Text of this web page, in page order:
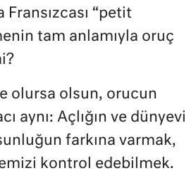
Fransızcası “petit
tam anlamıyla oruç
olursa olsun, orucun
aynı: Açlığın ve dünyevi
farkına varmak,
kontrol edebilmek.